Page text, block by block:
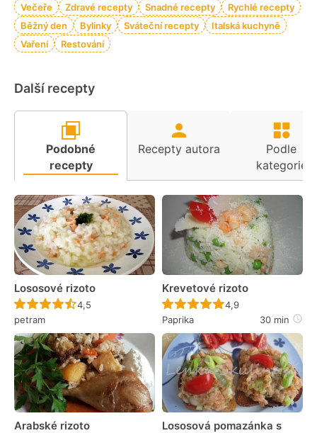
Večeře
Zdravé recepty Snadné recepty
Rychlé recepty
Běžný den
Bylinky Sváteční recepty
Italská kuchyně
Vaření
Restování
Další recepty
Podobné
recepty
Recepty autora
Podle
kategorie
Lososové rizoto
Recept ještě nebyl hodnocen
4,5
petram
Krevetové rizoto
Recept ještě nebyl
4,9
Paprika
30 min
Arabské rizoto
Lososová pomazánka s